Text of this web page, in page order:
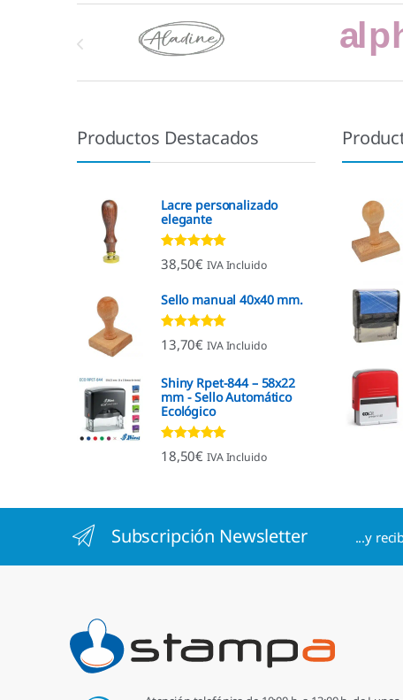
Marcas De Carrusel
Productos Destacados
Lacre personalizado
elegante
Valorado con
4.92de 5
38,50€ IVA Incluido
Sello manual 40x40 mm.
Valorado con
4.96de 5
13,70€ IVA Incluido
Shiny Rpet-844 – 58x22
mm - Sello Automático
Ecológico
Valorado con
4.96de 5
18,50€ IVA Incluido
Subscripción Newsletter ...y